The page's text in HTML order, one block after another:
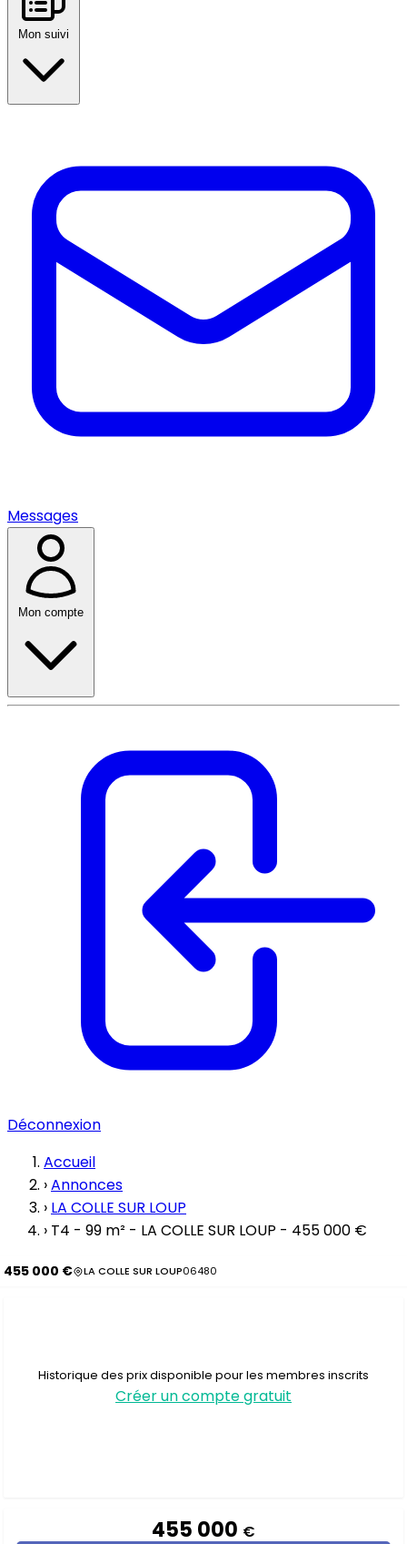
Mon suivi
Messages
Mon compte
Déconnexion
Accueil
›Annonces
› LA COLLE SUR LOUP
› T4 - 99 m² - LA COLLE SUR LOUP - 455 000 €
455 000 € LA COLLE SUR LOUP06480
Historique des prix disponible pour les membres inscrits
Créer un compte gratuit
455 000 €